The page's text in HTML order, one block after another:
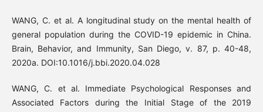
WANG, C. et al. A longitudinal study on the mental health of
general population during the COVID-19 epidemic in China.
Brain, Behavior, and Immunity, San Diego, v. 87, p. 40-48,
2020a. DOI:10.1016/j.bbi.2020.04.028
WANG, C. et al. Immediate Psychological Responses and
Associated Factors during the Initial Stage of the 2019